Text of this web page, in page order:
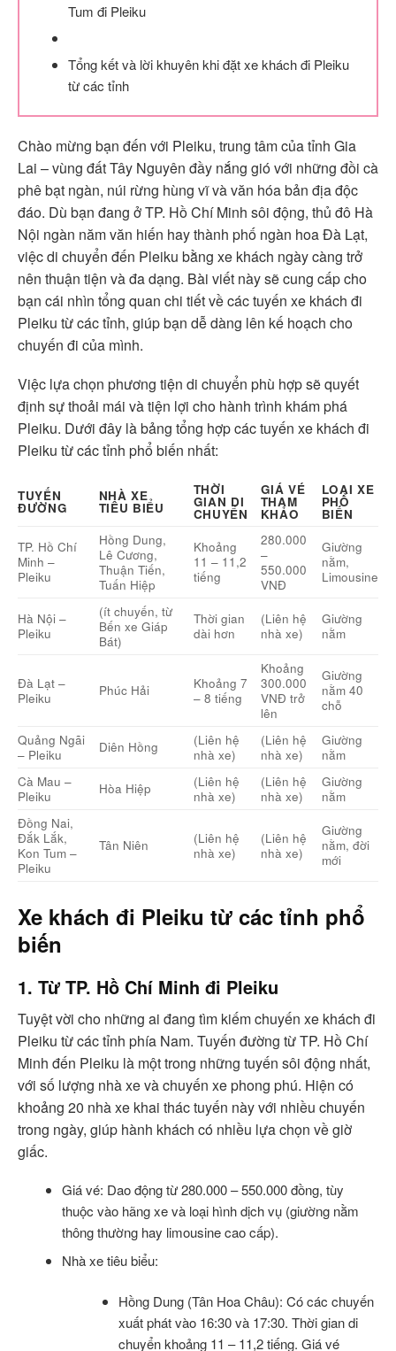
Tum đi Pleiku
Tổng kết và lời khuyên khi đặt xe khách đi Pleiku
từ các tỉnh
Chào mừng bạn đến với Pleiku, trung tâm của tỉnh Gia
Lai – vùng đất Tây Nguyên đầy nắng gió với những đồi cà
phê bạt ngàn, núi rừng hùng vĩ và văn hóa bản địa độc
đáo. Dù bạn đang ở TP. Hồ Chí Minh sôi động, thủ đô Hà
Nội ngàn năm văn hiến hay thành phố ngàn hoa Đà Lạt,
việc di chuyển đến Pleiku bằng xe khách ngày càng trở
nên thuận tiện và đa dạng. Bài viết này sẽ cung cấp cho
bạn cái nhìn tổng quan chi tiết về các tuyến xe khách đi
Pleiku từ các tỉnh, giúp bạn dễ dàng lên kế hoạch cho
chuyến đi của mình.
Việc lựa chọn phương tiện di chuyển phù hợp sẽ quyết
định sự thoải mái và tiện lợi cho hành trình khám phá
Pleiku. Dưới đây là bảng tổng hợp các tuyến xe khách đi
Pleiku từ các tỉnh phổ biến nhất:
TUYẾN
ĐƯỜNG
NHÀ XE
TIÊU BIỂU
THỜI
GIAN DI
CHUYỂN
GIÁ VÉ
THAM
KHẢO
LOẠI XE
PHỔ
BIẾN
TP. Hồ Chí
Minh –
Pleiku
Hồng Dung,
Lê Cương,
Thuận Tiến,
Tuấn Hiệp
Khoảng
11 – 11,2
tiếng
280.000
–
550.000
VNĐ
Giường
nằm,
Limousine
Hà Nội –
Pleiku
(ít chuyến, từ
Bến xe Giáp
Bát)
Thời gian
dài hơn
(Liên hệ
nhà xe)
Giường
nằm
Đà Lạt –
Pleiku
Phúc Hải
Khoảng 7
– 8 tiếng
Khoảng
300.000
VNĐ trở
lên
Giường
nằm 40
chỗ
Quảng Ngãi
– Pleiku
Diên Hồng
(Liên hệ
nhà xe)
(Liên hệ
nhà xe)
Giường
nằm
Cà Mau –
Pleiku
Hòa Hiệp
(Liên hệ
nhà xe)
(Liên hệ
nhà xe)
Giường
nằm
Đồng Nai,
Đắk Lắk,
Kon Tum –
Pleiku
Tân Niên
(Liên hệ
nhà xe)
(Liên hệ
nhà xe)
Giường
nằm, đời
mới
Xe khách đi Pleiku từ các tỉnh phổ
biến
1. Từ TP. Hồ Chí Minh đi Pleiku
Tuyệt vời cho những ai đang tìm kiếm chuyến xe khách đi
Pleiku từ các tỉnh phía Nam. Tuyến đường từ TP. Hồ Chí
Minh đến Pleiku là một trong những tuyến sôi động nhất,
với số lượng nhà xe và chuyến xe phong phú. Hiện có
khoảng 20 nhà xe khai thác tuyến này với nhiều chuyến
trong ngày, giúp hành khách có nhiều lựa chọn về giờ
giấc.
Giá vé: Dao động từ 280.000 – 550.000 đồng, tùy
thuộc vào hãng xe và loại hình dịch vụ (giường nằm
thông thường hay limousine cao cấp).
Nhà xe tiêu biểu:
Hồng Dung (Tân Hoa Châu): Có các chuyến
xuất phát vào 16:30 và 17:30. Thời gian di
chuyển khoảng 11 – 11,2 tiếng. Giá vé